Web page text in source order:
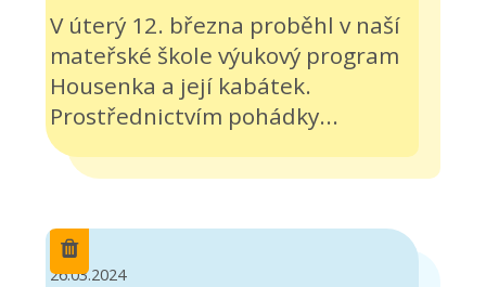
V úterý 12. března proběhl v naší
mateřské škole výukový program
Housenka a její kabátek.
Prostřednictvím pohádky...
26.03.2024